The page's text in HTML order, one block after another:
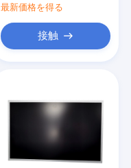
最新価格を得る
接触